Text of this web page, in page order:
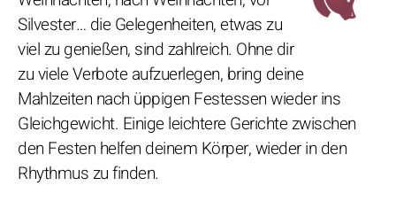
Silvester… die Gelegenheiten, etwas zu
viel zu genießen, sind zahlreich. Ohne dir
zu viele Verbote aufzuerlegen, bring deine
Mahlzeiten nach üppigen Festessen wieder ins
Gleichgewicht. Einige leichtere Gerichte zwischen
den Festen helfen deinem Körper, wieder in den
Rhythmus zu finden.